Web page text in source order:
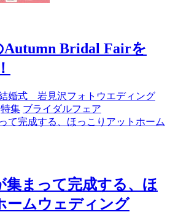
Autumn Bridal Fairを
婚式 岩見沢フォトウエディング
特集 ブライダルフェア
集まって完成する、ほ
ームウェディング